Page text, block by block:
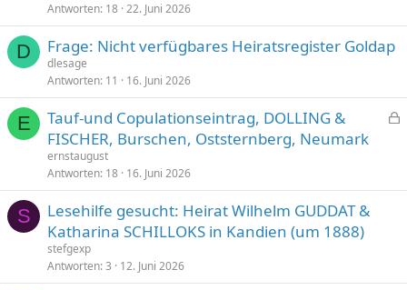
e
Antworten 18 22. Juni 2026
D Frage: Nicht verfügbares Heiratsregister Goldap
dlesage
Antworten 11 16. Juni 2026
E
e
Tauf-und Copulationseintrag, DOLLING &
FISCHER, Burschen, Oststernberg, Neumark
ernstaugust
Antworten 18 16. Juni 2026
S
Lesehilfe gesucht: Heirat Wilhelm GUDDAT &
Katharina SCHILLOKS in Kandien (um 1888)
stefgexp
Antworten 3 12. Juni 2026